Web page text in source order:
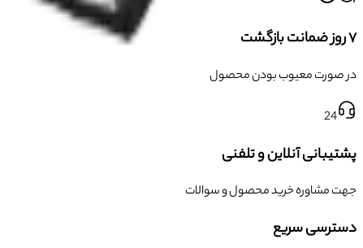
۷ روز ضمانت بازگشت
در صورت معیوب بودن محصول
24
پشتیبانی آنلاین و تلفنی
جهت مشاوره خرید محصول و سوالات
دسترسی سریع